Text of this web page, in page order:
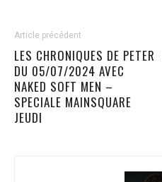
Article précédent
LES CHRONIQUES DE PETER
DU 05/07/2024 AVEC
NAKED SOFT MEN –
SPECIALE MAINSQUARE
JEUDI